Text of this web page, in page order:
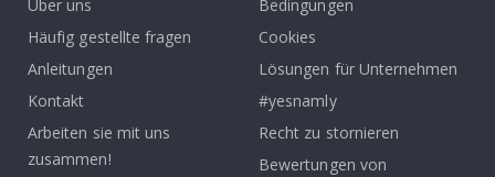
Über uns
Häufig gestellte fragen
Anleitungen
Kontakt
Arbeiten sie mit uns
zusammen!
Bedingungen
Cookies
Lösungen für Unternehmen
#yesnamly
Recht zu stornieren
Bewertungen von